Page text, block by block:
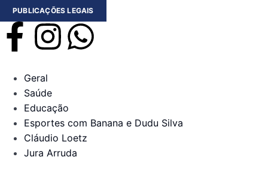
PUBLICAÇÕES LEGAIS
Geral
Saúde
Educação
Esportes com Banana e Dudu Silva
Cláudio Loetz
Jura Arruda